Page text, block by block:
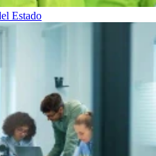
Estado